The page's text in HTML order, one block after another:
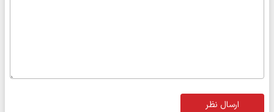
ارسال نظر